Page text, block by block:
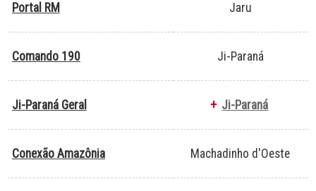
Portal RM Jaru
Comando 190 Ji-Paraná
Ji-Paraná Geral + Ji-Paraná
Conexão Amazônia Machadinho d'Oeste